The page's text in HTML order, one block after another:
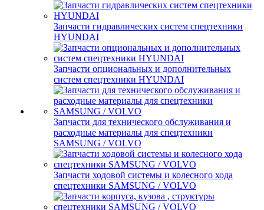
Запчасти гидравлических систем спецтехники
HYUNDAI
Запчасти опциональных и дополнительных
систем спецтехники HYUNDAI
Запчасти для технического обслуживания и
расходные материалы для спецтехники
SAMSUNG / VOLVO
Запчасти ходовой системы и колесного хода
спецтехники SAMSUNG / VOLVO